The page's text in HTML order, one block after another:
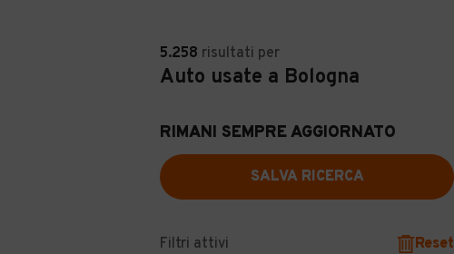
5.258 risultati per
Auto usate a Bologna
RIMANI SEMPRE AGGIORNATO
SALVA RICERCA
Filtri attivi Reset